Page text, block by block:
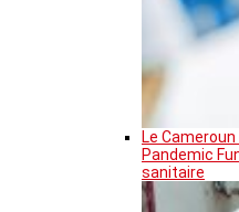
Le
Pandemic
sanitaire